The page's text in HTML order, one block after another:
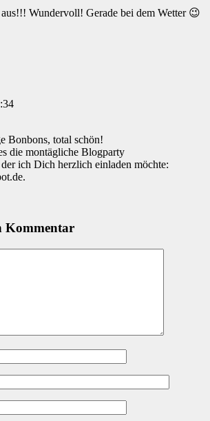
Wundervoll! Gerade bei dem Wetter 😉
Bonbons, total schön!
die montägliche Blogparty
ich Dich herzlich einladen möchte:
Kommentar